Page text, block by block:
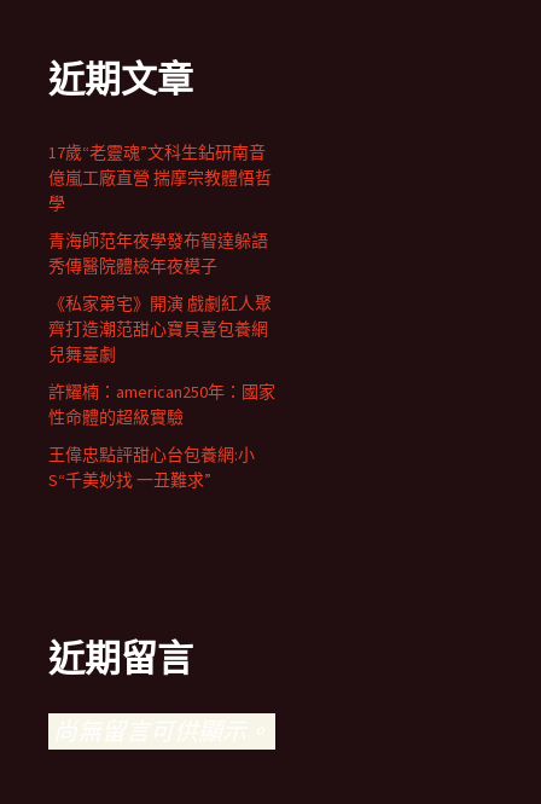
近期文章
17歲“老靈魂”文科生鉆研南音
億嵐工廠直營 揣摩宗教體悟哲
學
青海師范年夜學發布智達躲語
秀傳醫院體檢年夜模子
《私家第宅》開演 戲劇紅人聚
齊打造潮范甜心寶貝喜包養網
兒舞臺劇
許耀楠：american250年：國家
性命體的超級實驗
王偉忠點評甜心台包養網:小
S“千美妙找 一丑難求”
近期留言
尚無留言可供顯示。